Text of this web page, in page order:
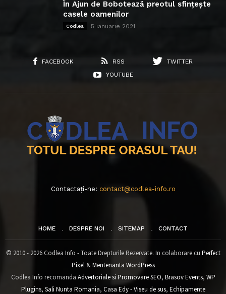
În Ajun de Bobotează preotul sfințește
casele oamenilor
Codlea 5 ianuarie 2021
FACEBOOK RSS
TWITTER
YOUTUBE
Contactați-ne: contact@codlea-info.ro
HOME DESPRE NOI SITEMAP CONTACT
© 2010 - 2026 Codlea Info - Toate Drepturile Rezervate. In colaborare cu Perfect
Pixel&Mentenanta WordPress
Codlea Info recomanda Advertoriale si Promovare SEO, Brasov Events, WP
Plugins, Sali Nunta Romania, Casa Edy - Viseu de sus, Echipamente